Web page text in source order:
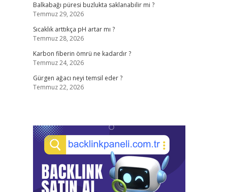
Balkabağı püresi buzlukta saklanabilir mi ?
Temmuz 29, 2026
Sıcaklık arttıkça pH artar mı ?
Temmuz 28, 2026
Karbon fiberin ömrü ne kadardır ?
Temmuz 24, 2026
Gürgen ağacı neyi temsil eder ?
Temmuz 22, 2026